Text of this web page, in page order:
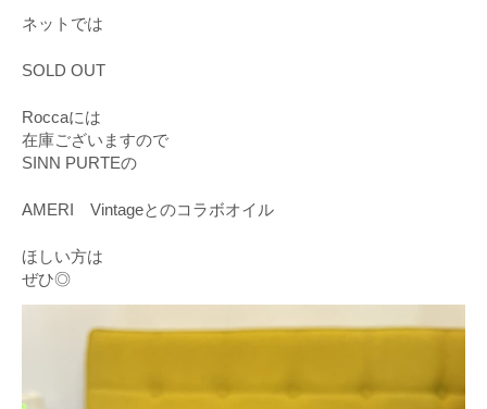
ネットでは
SOLD OUT
Roccaには
在庫ございますので
SINN PURTEの
AMERI Vintageとのコラボオイル
ほしい方は
ぜひ◎